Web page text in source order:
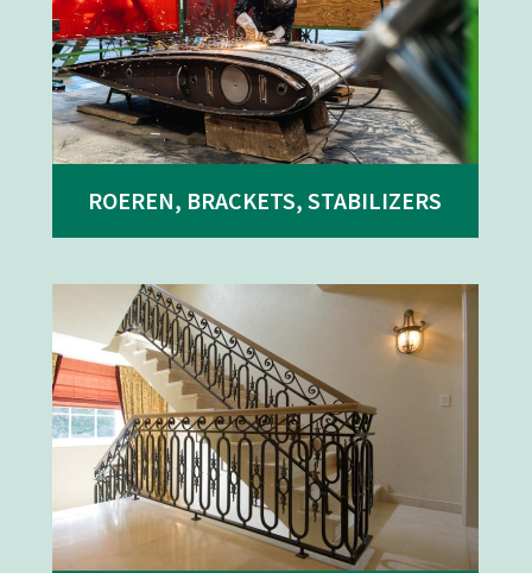
ROEREN, BRACKETS, STABILIZERS